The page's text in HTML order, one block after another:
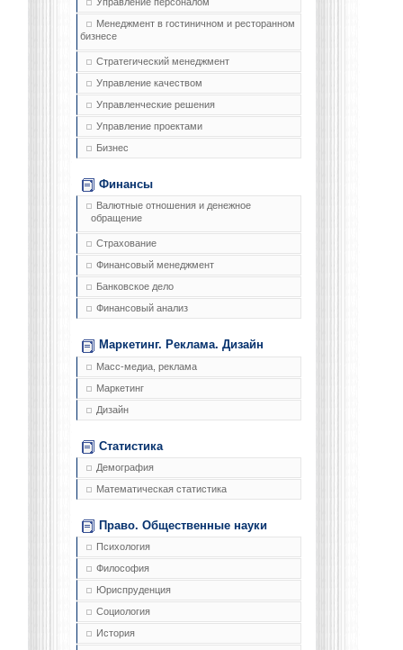
Менеджмент в гостиничном и ресторанном
бизнесе
Стратегический менеджмент
Управление качеством
Управленческие решения
Управление проектами
Бизнес
Финансы
Валютные отношения и денежное
обращение
Страхование
Финансовый менеджмент
Банковское дело
Финансовый анализ
Маркетинг. Реклама. Дизайн
Масс-медиа, реклама
Маркетинг
Дизайн
Статистика
Демография
Математическая статистика
Право. Общественные науки
Психология
Философия
Юриспруденция
Социология
История